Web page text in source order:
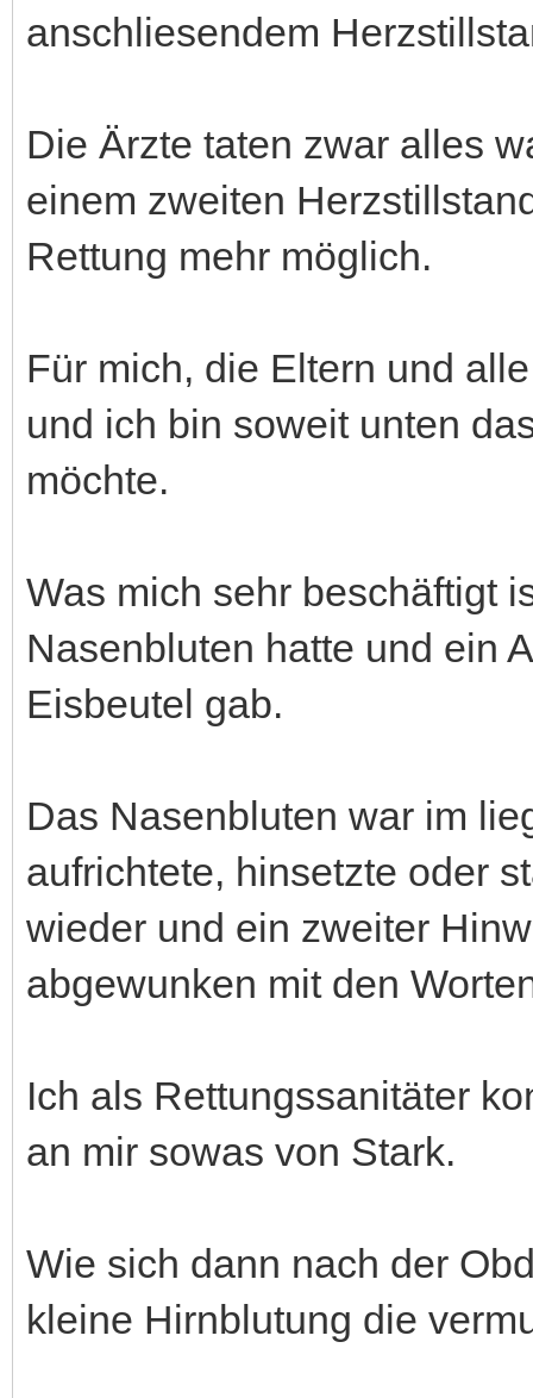
anschliesendem
Die Ärzte taten zwar alles
einem zweiten
Rettung mehr möglich.
Für mich, die Eltern und
und ich bin soweit unten
möchte.
Was mich sehr beschäftigt
Nasenbluten hatte und ein
Eisbeutel gab.
Das Nasenbluten war im
aufrichtete, hinsetzte oder
wieder und ein zweiter
abgewunken mit den
Ich als Rettungssanitäter
an mir sowas von Stark.
Wie sich dann nach der
kleine Hirnblutung die